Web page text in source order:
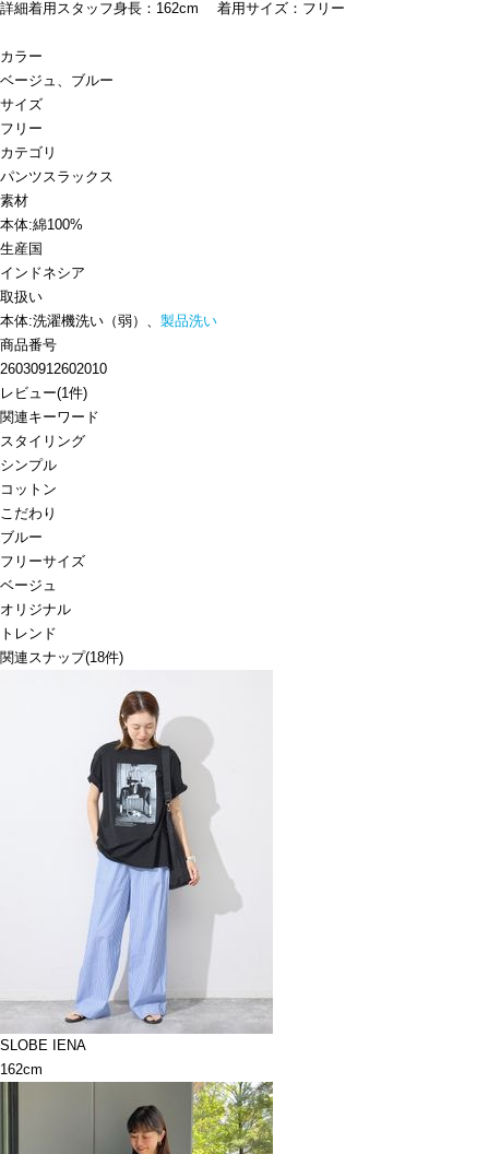
詳細着用スタッフ身長：162cm 着用サイズ：フリー
カラー
ベージュ、ブルー
サイズ
フリー
カテゴリ
パンツスラックス
素材
本体:綿100%
生産国
インドネシア
取扱い
本体:洗濯機洗い（弱）、 製品洗い
商品番号
26030912602010
レビュー(1件)
関連キーワード
スタイリング
シンプル
コットン
こだわり
ブルー
フリーサイズ
ベージュ
オリジナル
トレンド
関連スナップ(18件)
SLOBE IENA
162cm